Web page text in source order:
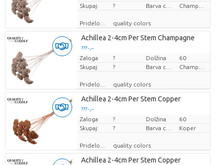
Skupaj:
?
quality colors
Achillea 2-4cm Per Stem Champagne
??? -,--
Cena za kos
Zaloga ? Dolžina
60
Skupaj:
?
quality colors
Achillea 2-4cm Per Stem Copper
??? -,--
Cena za kos
Zaloga ? Dolžina
60
Skupaj:
? Koper
quality colors
Achillea 2-4cm Per Stem Copper